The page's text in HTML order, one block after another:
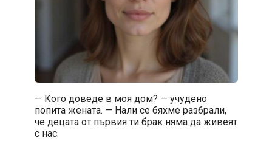
— Кого доведе в моя дом? — учудено
попита жената. — Нали се бяхме разбрали,
че децата от първия ти брак няма да живеят
с нас.